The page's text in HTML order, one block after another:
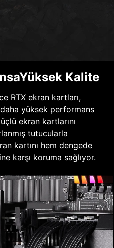
Kalite
RTX ekran kartları,
yüksek performans
ekran kartlarını
tutucularla
kartını hem dengede
karşı koruma sağlıyor.